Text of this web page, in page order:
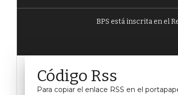
BPS está inscrita en el
Código Rss
Para copiar el enlace RSS en el